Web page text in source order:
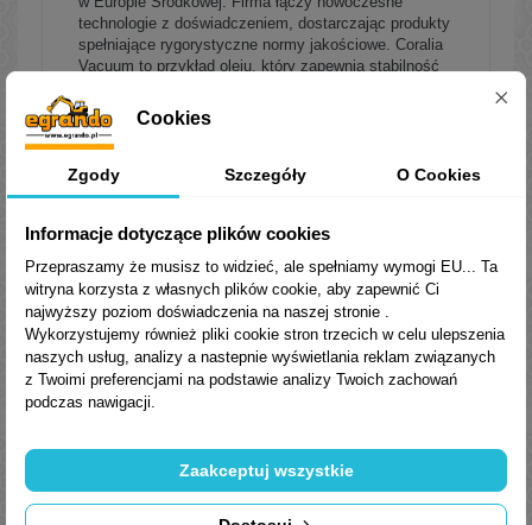
technologie z doświadczeniem, dostarczając produkty
spełniające rygorystyczne normy jakościowe. Coralia
Vacuum to przykład oleju, który zapewnia stabilność
Bezpieczeństwo i legalna
dystrybucja
Każdy kanister 20L Coralia Vacuum dostępny w
dystrybucji ORLEN Oil. Dzięki temu:
otrzymujeszświeży produkt , zgodny z aktualną
specyfikacją producenta,
każda partia jestbezpiecznie transportowana i
przechowywana
masz pewność zakupuoryginalnego i
pełnowartościowego oleju.
Egrando.pl?
Oryginalne produkty ORLEN Oil w plombowanych
Cookies
Zgody Szczegóły O Cookies
Informacje dotyczące plików cookies
Przepraszamy że musisz to widzieć, ale spełniamy wymogi EU... Ta
witryna korzysta z własnych plików cookie, aby zapewnić Ci
najwyższy poziom doświadczenia na naszej stronie .
Wykorzystujemy również pliki cookie stron trzecich w celu ulepszenia
naszych usług, analizy a nastepnie wyświetlania reklam związanych
z Twoimi preferencjami na podstawie analizy Twoich zachowań
podczas nawigacji.
Zaakceptuj wszystkie